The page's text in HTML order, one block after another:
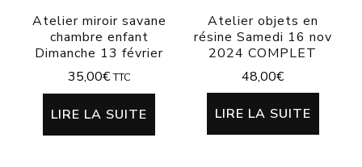
Atelier miroir savane
chambre enfant
Dimanche 13 février
35,00€ TTC
LIRE LA SUITE
Atelier objets en
résine Samedi 16 nov
2024 COMPLET
48,00€
LIRE LA SUITE